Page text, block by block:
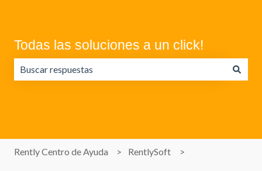
Todas las soluciones a un click!
Rently Centro de Ayuda RentlySoft